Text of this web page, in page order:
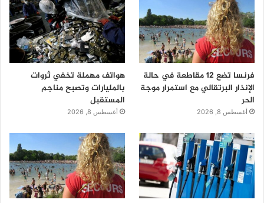
فرنسا تضع 12 مقاطعة في حالة
الإنذار البرتقالي مع استمرار موجة
الحر
أغسطس 8, 2026
هواتف مهملة تخفي ثروات
بالمليارات وتصبح مناجم
المستقبل
أغسطس 8, 2026